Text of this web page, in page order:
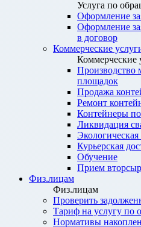
Услуга по
Оформление
Оформление
в договор
Коммерческие
Коммерческие
Производство
площадок
Продажа
Ремонт
Контейнеры
Ликвидация
Экологическая
Курьерская
Обучение
Прием
Физ.лицам
Физ.лицам
Проверить
Тариф на услугу
Нормативы